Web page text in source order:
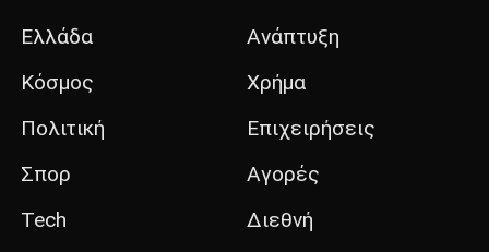
Ελλάδα
Κόσμος
Πολιτική
Σπορ
Tech
Ανάπτυξη
Χρήμα
Επιχειρήσεις
Αγορές
Διεθνή